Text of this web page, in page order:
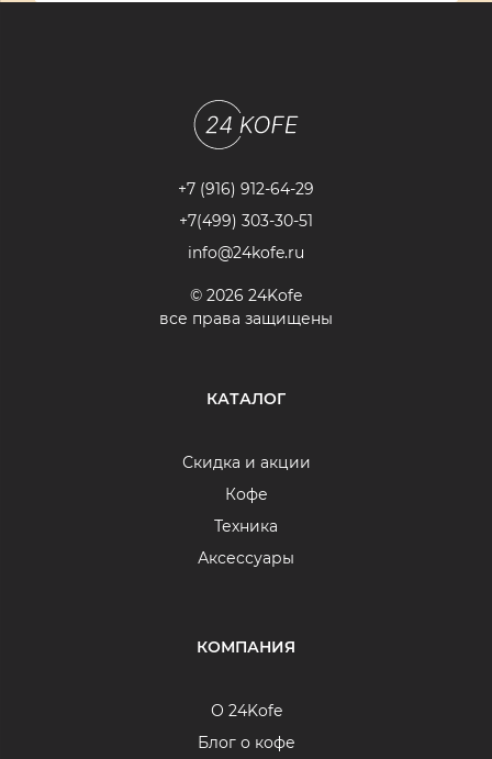
+7 (916) 912-64-29
+7(499) 303-30-51
info@24kofe.ru
© 2026 24Kofe
все права защищены
КАТАЛОГ
Скидка и акции
Кофе
Техника
Аксессуары
КОМПАНИЯ
О 24Kofe
Блог о кофе